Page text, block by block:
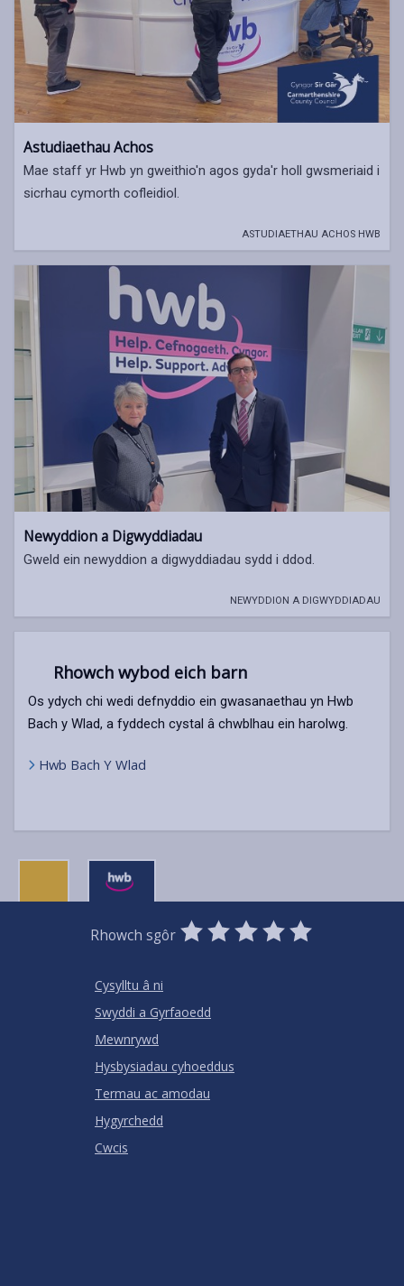
Astudiaethau Achos
Mae staff yr Hwb yn gweithio'n agos gyda'r holl gwsmeriaid i
sicrhau cymorth cofleidiol.
ASTUDIAETHAU ACHOS HWB
Newyddion a Digwyddiadau
Gweld ein newyddion a digwyddiadau sydd i ddod.
NEWYDDION A DIGWYDDIADAU
Rhowch wybod eich barn
Os ydych chi wedi defnyddio ein gwasanaethau yn Hwb
Bach y Wlad, a fyddech cystal â chwblhau ein harolwg.
Hwb Bach Y Wlad
Rhowch sgôr
0
Stars
1
Star
2
Stars
3
Stars
4
Stars
5
Stars
Cysylltu â ni
Swyddi a Gyrfaoedd
Mewnrywd
Hysbysiadau cyhoeddus
Termau ac amodau
Hygyrchedd
Cwcis